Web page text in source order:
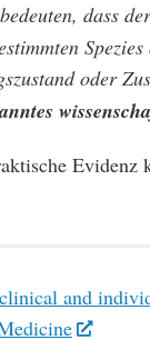
dass
oder
Evidenz
and